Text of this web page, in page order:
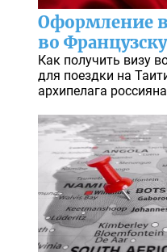
Оформление
во
Как получить визу
для поездки на
архипелага